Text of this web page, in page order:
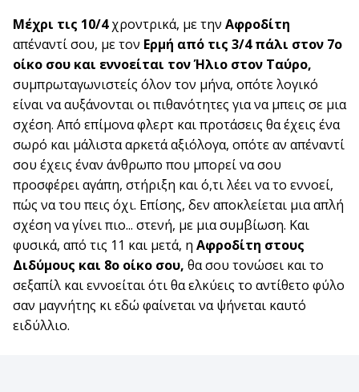
Μέχρι τις 10/4χροντρικά, με την Αφροδίτη
απέναντί σου, με τον Ερμή από τις 3/4 πάλι στον 7ο
οίκο σου και εννοείται τον Ήλιο στον Ταύρο,
συμπρωταγωνιστείς όλον τον μήνα, οπότε λογικό
είναι νααυξάνονται οι πιθανότητες για να μπεις σε μια
σχέση. Από επίμονα φλερτ και προτάσεις θα έχεις ένα
σωρό και μάλιστα αρκετά αξιόλογα, οπότε αν απέναντί
σου έχεις έναν άνθρωπο που μπορεί να σου
προσφέρει αγάπη, στήριξη και ό,τι λέει να το εννοεί,
πώς να του πεις όχι. Επίσης, δεν αποκλείεται μια απλή
σχέση να γίνει πιο... στενή, με μια συμβίωση. Και
φυσικά, από τις 11 και μετά, η Αφροδίτη στους
Διδύμους και 8ο οίκο σου, θα σου τονώσει και το
σεξαπίλ και εννοείται ότι θα ελκύεις το αντίθετο φύλο
σαν μαγνήτης κι εδώ φαίνεται να ψήνεται καυτό
ειδύλλιο.